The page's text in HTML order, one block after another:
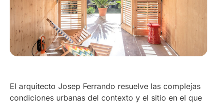
El arquitecto Josep Ferrando resuelve las complejas
condiciones urbanas del contexto y el sitio en el que